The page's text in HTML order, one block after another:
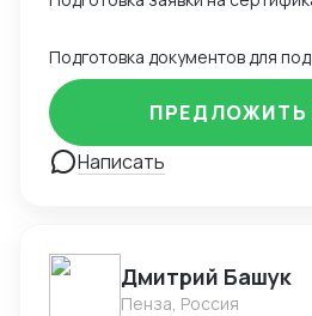
Написать
ПРЕДЛОЖИТЬ
Дмитрий Башук
Пенза, Россия